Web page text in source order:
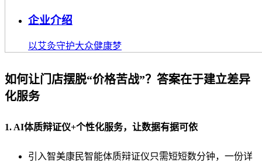
企业介绍
以艾灸守护大众健康梦
如何让门店摆脱“价格苦战”？答案在于建立差异
化服务
1. AI体质辩证仪+个性化服务，让数据有据可依
引入智美康民智能体质辩证仪只需短短数分钟，一份详